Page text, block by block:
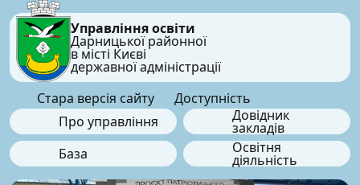
Управління освіти
Дарницької районної
в місті Києві
державної адміністрації
Стара версія сайту
Доступність
Про управління
Довідник
закладів
База
Освітня
діяльність